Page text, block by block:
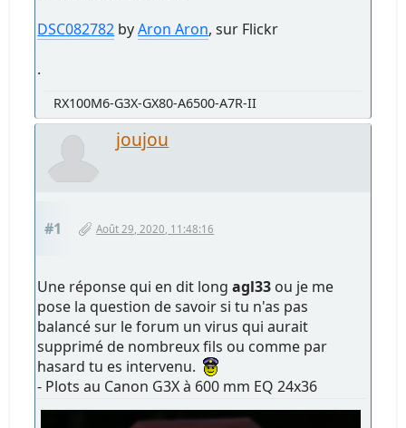
DSC082782 byAron Aron, sur Flickr
.
RX100M6-G3X-GX80-A6500-A7R-II
joujou
#1 Août 29, 2020, 11:48:16
Une réponse qui en dit longagl33 ou je me
pose la question de savoir si tu n'as pas
balancé sur le forum un virus qui aurait
supprimé de nombreux fils ou comme par
hasard tu es intervenu.
- Plots au Canon G3X à 600 mm EQ 24x36